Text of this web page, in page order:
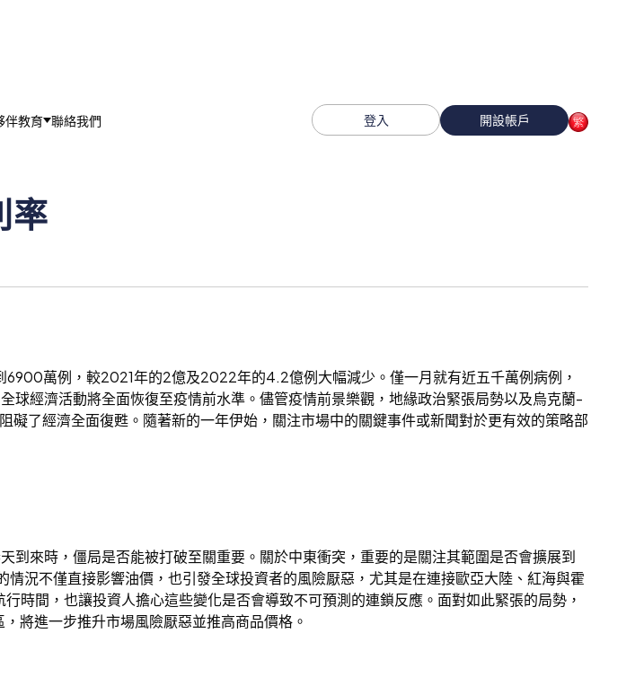
伴教育 聯絡我們 登入 開設帳戶
率
萬例，較2021年的2億及2022年的4.2億例大幅減少。僅一月就有近五千萬例病例，
經濟活動將全面恢復至疫情前水準。儘管疫情前景樂觀，地緣政治緊張局勢以及烏克蘭-
了經濟全面復甦。隨著新的一年伊始，關注市場中的關鍵事件或新聞對於更有效的策略部
來時，僵局是否能被打破至關重要。關於中東衝突，重要的是關注其範圍是否會擴展到
況不僅直接影響油價，也引發全球投資者的風險厭惡，尤其是在連接歐亞大陸、紅海與霍
時間，也讓投資人擔心這些變化是否會導致不可預測的連鎖反應。面對如此緊張的局勢，
將進一步推升市場風險厭惡並推高商品價格。